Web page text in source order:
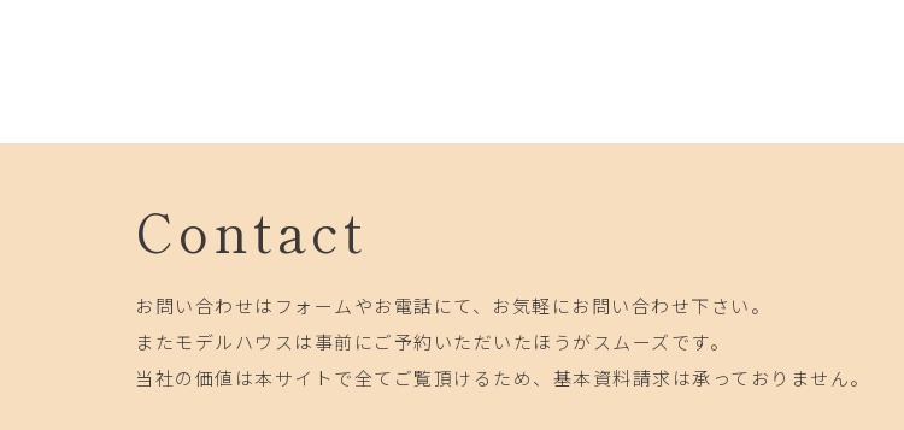
Contact
お問い合わせはフォームやお電話にて、お気軽にお問い合わせ下さい。
またモデルハウスは事前にご予約いただいたほうがスムーズです。
当社の価値は本サイトで全てご覧頂けるため、基本資料請求は承っておりません。